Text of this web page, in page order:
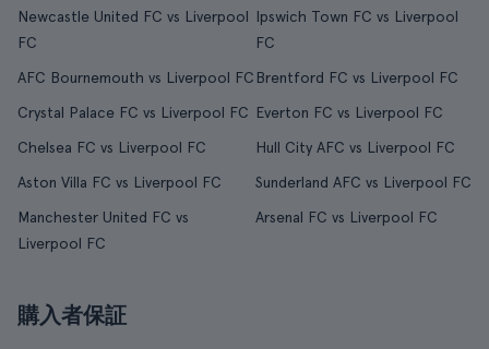
Newcastle United FC vs Liverpool
FC
Ipswich Town FC vs Liverpool
FC
AFC Bournemouth vs Liverpool FC Brentford FC vs Liverpool FC
Crystal Palace FC vs Liverpool FC Everton FC vs Liverpool FC
Chelsea FC vs Liverpool FC
Hull City AFC vs Liverpool FC
Aston Villa FC vs Liverpool FC
Sunderland AFC vs Liverpool FC
Manchester United FC vs
Liverpool FC
Arsenal FC vs Liverpool FC
購入者保証